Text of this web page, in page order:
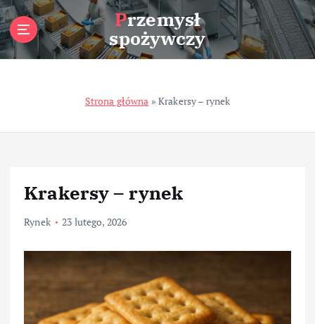
S
k
i
p
n
Przemysł
spożywczy
Strona główna » Krakersy – rynek
Krakersy – rynek
Rynek 23 lutego, 2026